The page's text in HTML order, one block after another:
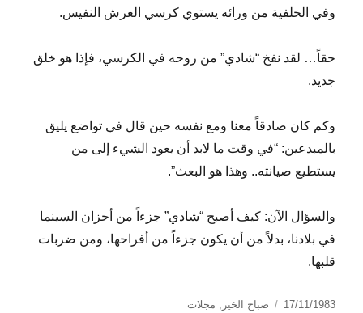
وفي الخلفية من ورائه يستوي كرسي العرش النفيس.
حقاً… لقد نفخ “شادي” من روحه في الكرسي، فإذا هو خلق
جديد.
وكم كان صادقاً معنا ومع نفسه حين قال في تواضع يليق
بالمبدعين: “في وقت ما لابد أن يعود الشيء إلى من
يستطيع صيانته.. وهذا هو البعث”.
والسؤال الآن: كيف أصبح “شادي” جزءاً من أحزان السينما
في بلادنا، بدلاً من أن يكون جزءاً من أفراحها، ومن ضربات
قلبها.
نُشرت
17/11/1983 التصنيفات
صباح الخير مجلات